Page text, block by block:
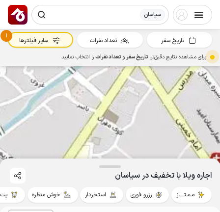
سیاسان
اجاره ویلا با تخفیف در سیاسان
مـمـتــــاز رزرو فوری استخردار خوش منظره
تاریخ سفر تعداد نفرات
1
سایر فیلترها
برای مشاهده نتایج دقیق‌تر، تاریخ سفرو تعداد نفراترا انتخاب نمایید